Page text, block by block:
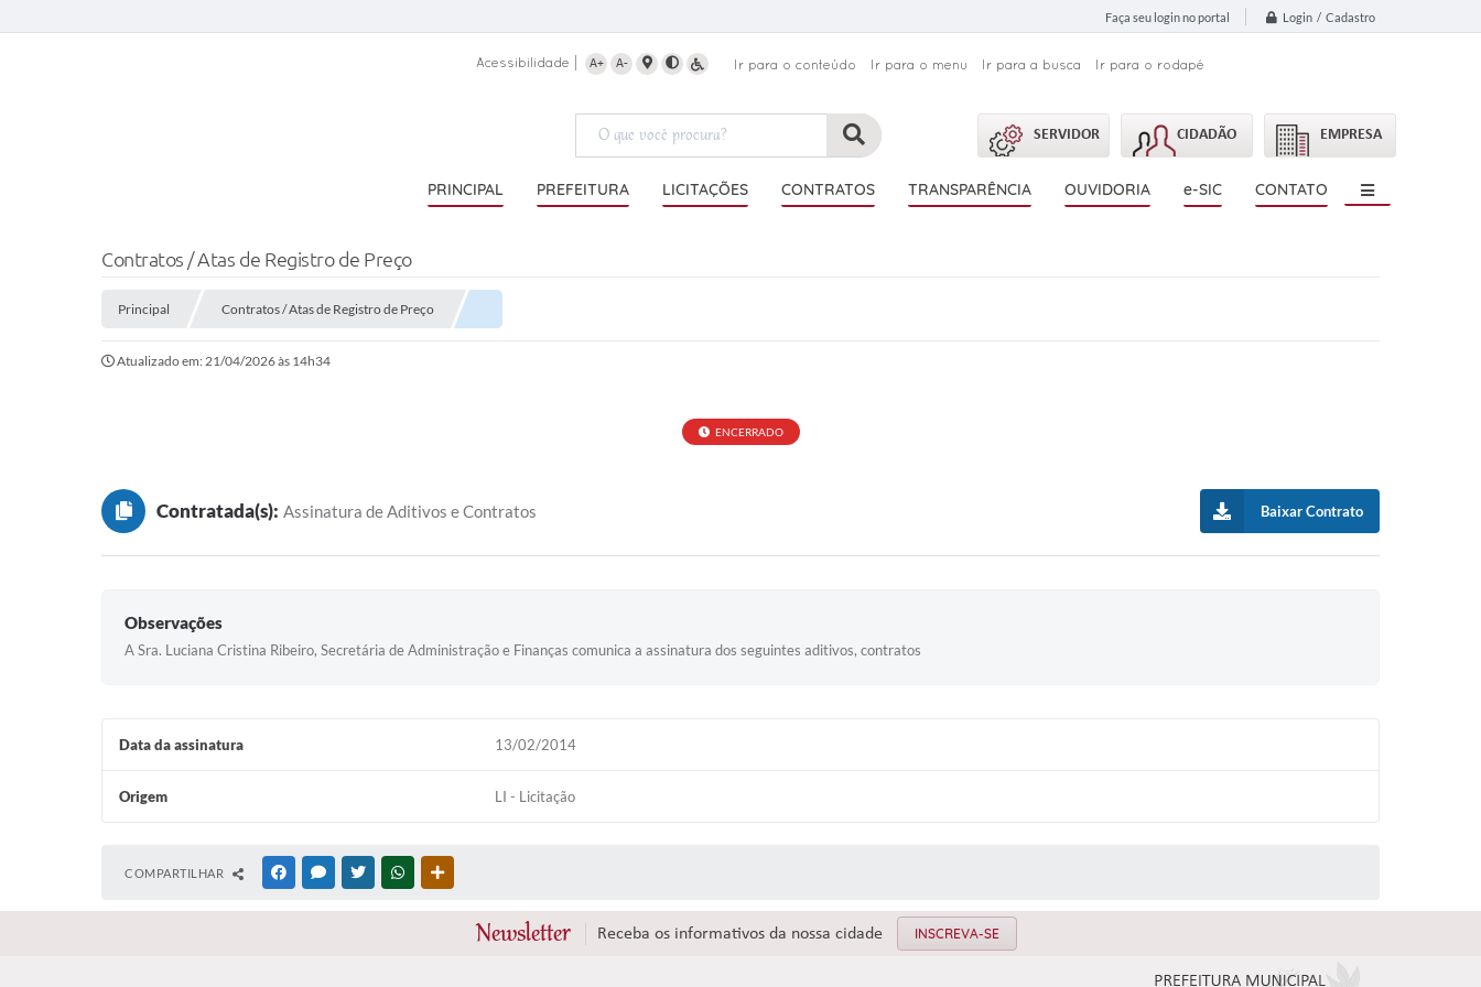
Faça seu login no portal Login / Cadastro
Acessibilidade A+ A- Ir para o conteúdo Ir para o menu Ir para a busca Ir para o rodapé
SERVIDOR CIDADÃO EMPRESA
PRINCIPAL PREFEITURA LICITAÇÕES CONTRATOS TRANSPARÊNCIA OUVIDORIA e-SIC CONTATO
Contratos / Atas de Registro de Preço
Principal Contratos / Atas de Registro de Preço
Atualizado em: 21/04/2026 às 14h34
ENCERRADO
Contratada(s): Assinatura de Aditivos e Contratos Baixar Contrato
Observações
A Sra. Luciana Cristina Ribeiro, Secretária de Administração e Finanças comunica a assinatura dos seguintes aditivos, contratos
Data da assinatura 13/02/2014
Origem LI - Licitação
COMPARTILHAR FACEBOOKMESSENGER
TWITTERWHATSAPP
Newsletter Receba os informativos da nossa cidade INSCREVA-SE